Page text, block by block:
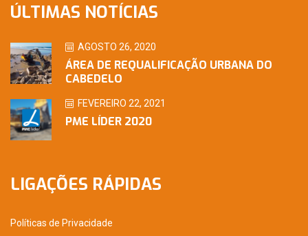
ÚLTIMAS NOTÍCIAS
AGOSTO 26, 2020
ÁREA DE REQUALIFICAÇÃO URBANA DO
CABEDELO
FEVEREIRO 22, 2021
PME LÍDER 2020
LIGAÇÕES RÁPIDAS
Políticas de Privacidade